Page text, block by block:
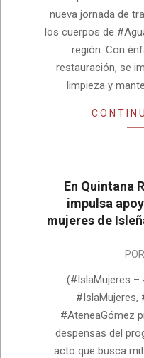
nueva jornada de
los cuerpos de
región. Con
restauración, se
limpieza y
En Quintana
impulsa
mujeres de
(#IslaMujeres –
#IslaMujeres,
#AteneaGómez
despensas del
acto que busca